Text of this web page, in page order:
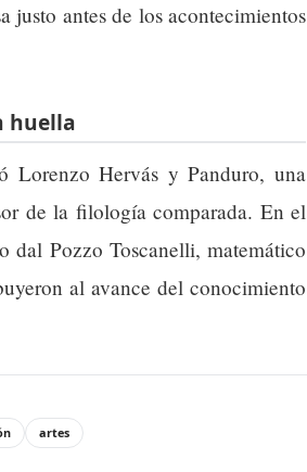
justo antes de los acontecimientos
huella
Lorenzo Hervás y Panduro, una
de la filología comparada. En el
dal Pozzo Toscanelli, matemático
al avance del conocimiento
artes